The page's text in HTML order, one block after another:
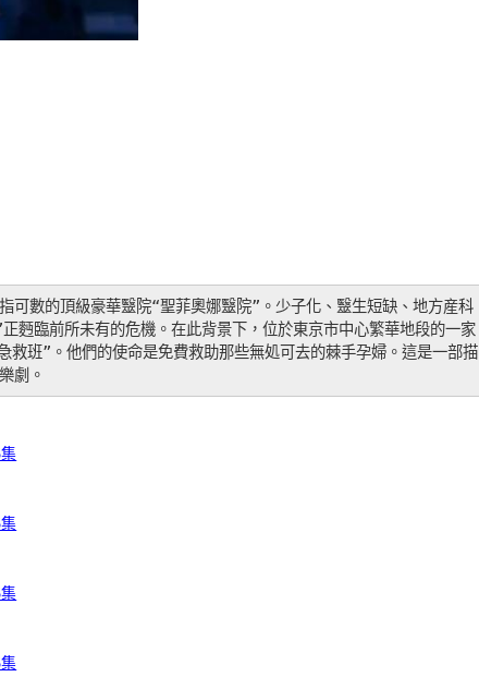
可數的頂級豪華毉院“聖菲奧娜毉院”。少子化、毉生短缺、地方産科
麪臨前所未有的危機。在此背景下，位於東京市中心繁華地段的一家
班”。他們的使命是免費救助那些無処可去的棘手孕婦。這是一部描
劇。